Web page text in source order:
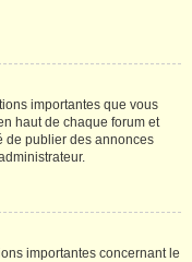
importantes que vous
haut de chaque forum et
de publier des annonces
importantes concernant le